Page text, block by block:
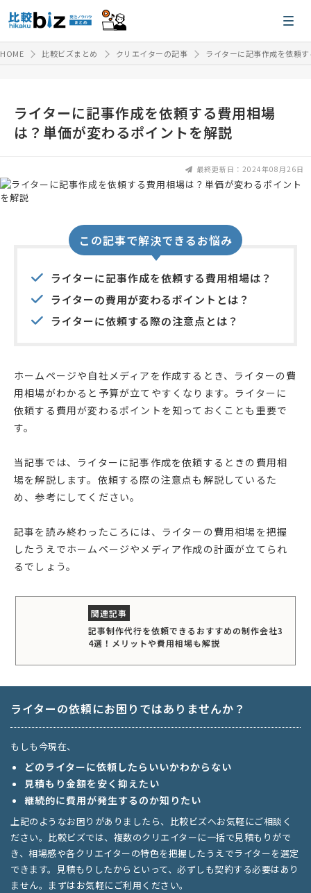
HOME 比較ビズまとめ クリエイターの記事 ライターに記事作成を依頼
ライターに記事作成を依頼する費用相場
は？単価が変わるポイントを解説
最終更新日：2024年08月26日
この記事で解決できるお悩み
ライターに記事作成を依頼する費用相場は？
ライターの費用が変わるポイントとは？
ライターに依頼する際の注意点とは？
ホームページや自社メディアを作成するとき、ライターの費
用相場がわかると予算が立てやすくなります。ライターに
依頼する費用が変わるポイントを知っておくことも重要で
す。
当記事では、ライターに記事作成を依頼するときの費用相
場を解説します。依頼する際の注意点も解説しているた
め、参考にしてください。
記事を読み終わったころには、ライターの費用相場を把握
したうえでホームページやメディア作成の計画が立てられ
るでしょう。
記事制作代行を依頼できるおすすめの制作会社3
4選！メリットや費用相場も解説
ライターの依頼にお困りではありませんか？
もしも今現在、
どのライターに依頼したらいいかわからない
見積もり金額を安く抑えたい
継続的に費用が発生するのか知りたい
上記のようなお困りがありましたら、比較ビズへお気軽にご相談く
ださい。比較ビズでは、複数のクリエイターに一括で見積もりがで
き、相場感や各クリエイターの特色を把握したうえでライターを選定
できます。見積もりしたからといって、必ずしも契約する必要はあり
ません。まずはお気軽にご利用ください。